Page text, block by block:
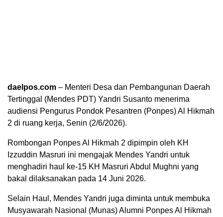
daelpos.com – Menteri Desa dan Pembangunan Daerah
Tertinggal (Mendes PDT) Yandri Susanto menerima
audiensi Pengurus Pondok Pesantren (Ponpes) Al Hikmah
2 di ruang kerja, Senin (2/6/2026).
Rombongan Ponpes Al Hikmah 2 dipimpin oleh KH
Izzuddin Masruri ini mengajak Mendes Yandri untuk
menghadiri haul ke-15 KH Masruri Abdul Mughni yang
bakal dilaksanakan pada 14 Juni 2026.
Selain Haul, Mendes Yandri juga diminta untuk membuka
Musyawarah Nasional (Munas) Alumni Ponpes Al Hikmah